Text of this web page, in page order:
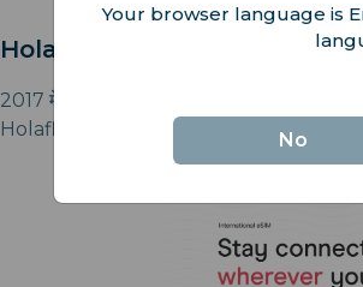
Holafly
2017 में स्थापित, Holafly विदेश में जुड़े रहने की
Holafly की मुख्य विशेषता है। यह यात्रियों के लिए
Your browser language is
No